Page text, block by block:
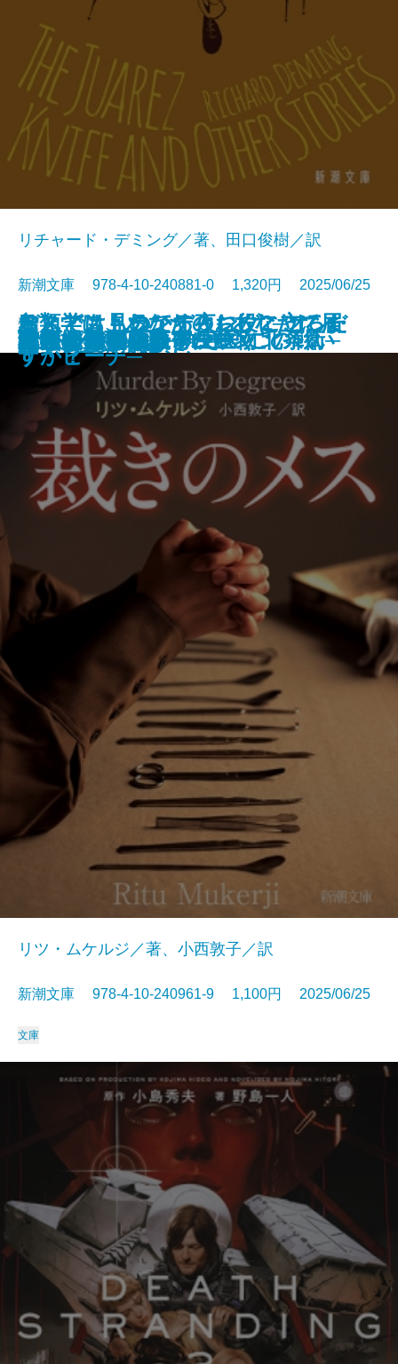
おとどけものです。─あなたに届
いた6つの恐怖─
あしたの名医3─執刀医・北条衛─
美しすぎた薔薇
君といた日の続き
皆のあらばしり
なんでも見つかる夜に、こころだ
けが見つからない
えげつない！ 寄生生物
らんたん
ナルニア国物語7 さいごの戦い
私立探偵マニー・ムーン
リチャード・デミング／著、田口俊樹／訳
新潮文庫 978-4-10-240881-0 1,320円 2025/06/25
文庫
裁きのメス
リツ・ムケルジ／著、小西敦子／訳
新潮文庫 978-4-10-240961-9 1,100円 2025/06/25
文庫
デス・ストランディング2─オン・
ザ・ビーチ─
記憶の鍵盤
成瀬は天下を取りにいく
母ちゃんのフラフープ
しろがねの葉
答えは風のなか
鳥類学は、あなたのお役に立てま
すか？
いつまで
罠